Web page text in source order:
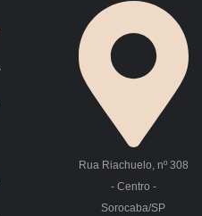
Rua Riachuelo, nº 308
- Centro -
Sorocaba/SP